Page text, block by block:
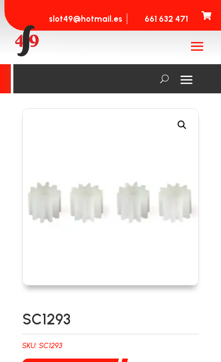
slot49@hotmail.es 661 632 471 
SC1293
SKU: SC1293